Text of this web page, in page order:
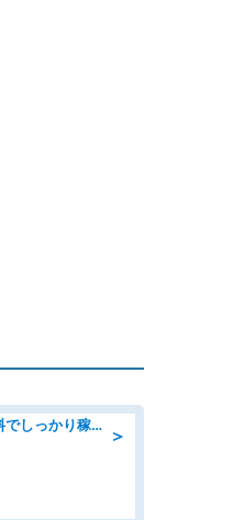
＞
自動車部品の検査/寮費無料でしっかり稼げる denso aichi